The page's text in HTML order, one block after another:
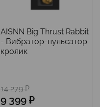
AISNN Big Thrust Rabbit
- Вибратор-пульсатор
кролик
14 279 ₽
9 399 ₽